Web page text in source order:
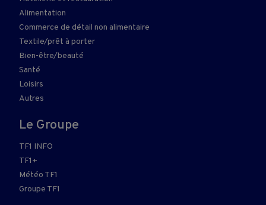
Alimentation
Commerce de détail non alimentaire
Textile/prêt à porter
Bien-être/beauté
Santé
Loisirs
Autres
Le Groupe
TF1 INFO
TF1+
Météo TF1
Groupe TF1